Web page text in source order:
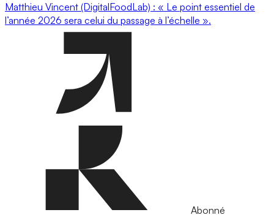
Matthieu Vincent (DigitalFoodLab) : « Le point essentiel de
l’année 2026 sera celui du passage à l’échelle ».
Abonné